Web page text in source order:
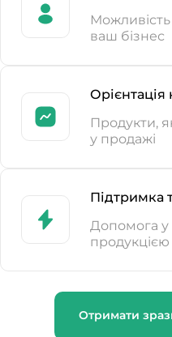
Можливість
ваш бізнес
Орієнтація
Продукти,
у продажі
Підтримка
Допомога у
продукцією
Отримати